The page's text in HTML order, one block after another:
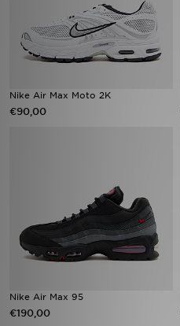
Nike Air Max Moto 2K
€90,00
Nike Air Max 95
€190,00